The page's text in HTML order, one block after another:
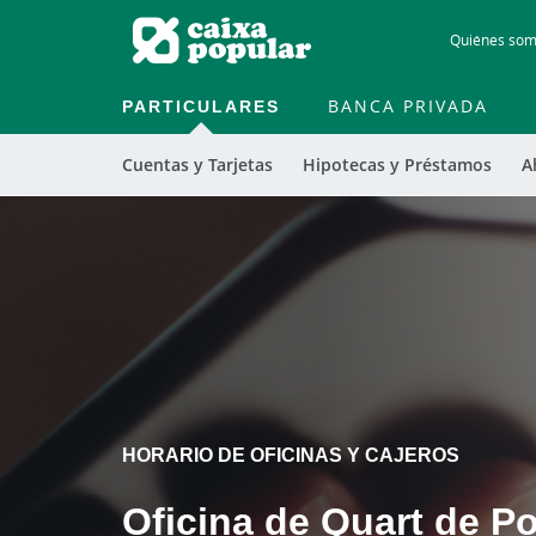
Quiénes
PARTICULARES
Cuentas y Tarjetas Hipotecas y Préstamos
BANCA PRIVADA
HORARIO DE OFICINAS Y CAJEROS
Oficina de Quart de